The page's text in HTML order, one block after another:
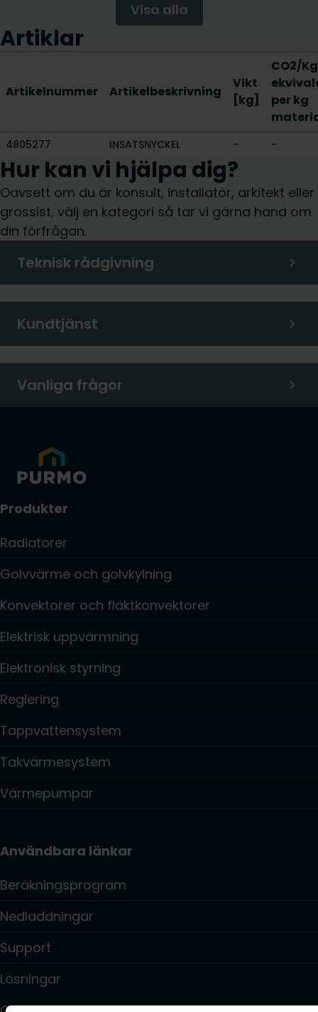
Visa alla
Artiklar
Artikelnummer Artikelbeskrivning
Vikt
[kg]
CO2/Kg
per kg
4805277 INSATSNYCKEL - -
Hur kan vi hjälpa dig?
Oavsett om du är konsult, installatör, arkitekt eller
grossist, välj en kategori så tar vi gärna hand om
din förfrågan.
Teknisk rådgivning
Kundtjänst
Vanliga frågor
Produkter
Radiatorer
Golvvärme och golvkylning
Konvektorer och fläktkonvektorer
Elektrisk uppvärmning
Elektronisk styrning
Reglering
Tappvattensystem
Takvärmesystem
Värmepumpar
Användbara länkar
Beräkningsprogram
Nedladdningar
Support
Lösningar